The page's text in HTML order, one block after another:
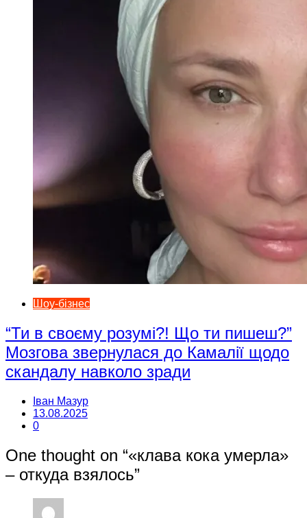
Шоу-бізнес
“Ти в своєму розумі?! Що ти пишеш?”
Мозгова звернулася до Камалії щодо
скандалу навколо зради
Іван Мазур
13.08.2025
0
One thought on “«клава кока умерла»
– откуда взялось”